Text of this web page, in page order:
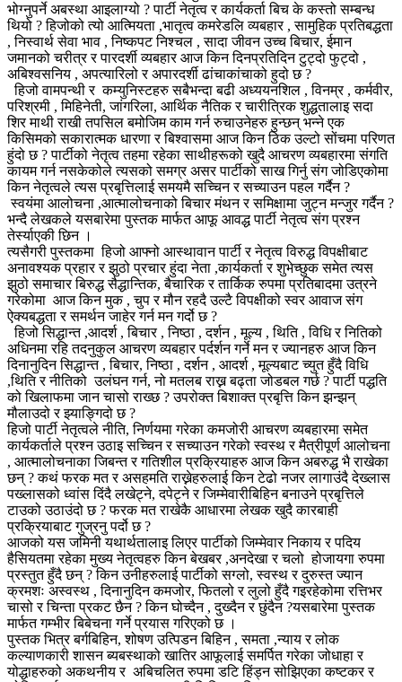
भोग्नुपर्ने अबस्था आइलाग्यो ? पार्टी नेतृत्व र कार्यकर्ता बिच के कस्तो सम्बन्ध
थियो ? हिजोको त्यो आत्मियता ,भातृत्व कमरेडलि व्यबहार , सामुहिक प्रतिबद्धता
, निस्वार्थ सेवा भाव , निष्कपट निश्चल , सादा जीवन उच्च बिचार, ईमान
जमानको चरीत्र र पारदर्शी व्यबहार आज किन दिनप्रतिदिन टुट्दो फुट्दो ,
अबिश्वसनिय , अपत्यारिलो र अपारदर्शी ढांचाकांचाको हुदो छ ?
हिजो वामपन्थी र कम्युनिस्टहरु सबैभन्दा बढी अध्ययनशिल , विनम्र , कर्मवीर,
परिश्रमी , मिहिनेती, जांगरिला, आर्थिक नैतिक र चारीत्रिक शुद्धतालाइ सदा
शिर माथी राखी तपसिल बमोजिम काम गर्न रुचाउनेहरु हुन्छन् भन्ने एक
किसिमको सकारात्मक धारणा र बिश्वासमा आज किन ठिक उल्टो सोंचमा परिणत
हुंदो छ ? पार्टीको नेतृत्व तहमा रहेका साथीहरूको खुदै आचरण व्यबहारमा संगति
कायम गर्न नसकेकोले त्यसको समग्र असर पार्टीको साख गिर्नु संग जोडिएकोमा
किन नेतृत्वले त्यस प्रबृत्तिलाई समयमै सच्चिन र सच्याउन पहल गर्दैन ?
स्वयंमा आलोचना ,आत्मालोचनाको बिचार मंथन र समिक्षामा जुट्न मन्जुर गर्दैन ?
भन्दै लेखकले यसबारेमा पुस्तक मार्फत आफू आवद्ध पार्टी नेतृत्व संग प्रश्न
तेर्स्याएकी छिन ।
त्यसैगरी पुस्तकमा हिजो आफ्नो आस्थावान पार्टी र नेतृत्व विरुद्ध विपक्षीबाट
अनावश्यक प्रहार र झुठो प्रचार हुंदा नेता ,कार्यकर्ता र शुभेच्छुक समेत त्यस
झुठो समाचार बिरुद्ध सैद्धान्तिक, बैचारिक र तार्किक रुपमा प्रतिबादमा उत्रने
गरेकोमा आज किन मुक , चुप र मौन रहदै उल्टै विपक्षीको स्वर आवाज संग
ऐक्यबद्धता र समर्थन जाहेर गर्न मन गर्दो छ ?
हिजो सिद्धान्त ,आदर्श , बिचार , निष्ठा , दर्शन , मूल्य , थिति , विधि र नितिको
अधिनमा रहि तदनुकुल आचरण व्यबहार पर्दर्शन गर्ने मन र ज्यानहरु आज किन
दिनानुदिन सिद्धान्त , बिचार, निष्ठा , दर्शन , आदर्श , मूल्यबाट च्युत हुँदै विधि
,थिति र नीतिको उलंघन गर्न, नो मतलब राख्न बढ्ता जोडबल गर्छ ? पार्टी पद्धति
को खिलाफमा जान चासो राख्छ ? उपरोक्त बिशाक्त प्रबृत्ति किन झन्झन्
मौलाउदो र झ्याङ्गिदो छ ?
हिजो पार्टी नेतृत्वले नीति, निर्णयमा गरेका कमजोरी आचरण व्यबहारमा समेत
कार्यकर्ताले प्रश्न उठाइ सच्चिन र सच्याउन गरेको स्वस्थ र मैत्रीपूर्ण आलोचना
, आत्मालोचनाका जिबन्त र गतिशील प्रक्रियाहरु आज किन अबरुद्ध भै राखेका
छन् ? कथं फरक मत र असहमति राख्नेहरुलाई किन टेढो नजर लागाउंदै देख्लास
पख्लासको ध्वांस दिंदै लखेट्ने, दपेट्ने र जिम्मेवारीबिहिन बनाउने प्रबृत्तिले
टाउको उठाउंदो छ ? फरक मत राखेकै आधारमा लेखक खुदै कारबाही
प्रक्रियाबाट गुज्रनु पर्दो छ ?
आजको यस जमिनी यथार्थतालाइ लिएर पार्टीको जिम्मेवार निकाय र पदिय
हैसियतमा रहेका मुख्य नेतृत्वहरु किन बेखबर ,अनदेखा र चलो होजायगा रुपमा
प्रस्तुत हुँदै छन् ? किन उनीहरुलाई पार्टीको सग्लो, स्वस्थ र दुरुस्त ज्यान
क्रमशः अस्वस्थ , दिनानुदिन कमजोर, फितलो र लुलो हुँदै गइरहेकोमा रत्तिभर
चासो र चिन्ता प्रकट छैन ? किन घोच्दैन , दुख्दैन र छुंदैन ?यसबारेमा पुस्तक
मार्फत गम्भीर बिबेचना गर्ने प्रयास गरिएको छ ।
पुस्तक भित्र बर्गबिहिन, शोषण उत्पिडन बिहिन , समता ,न्याय र लोक
कल्याणकारी शासन ब्यबस्थाको खातिर आफूलाई समर्पित गरेका जोधाहा र
योद्धाहरुको अकथनीय र अबिचलित रुपमा डटि हिंड्न सोझिएका कष्टकर र